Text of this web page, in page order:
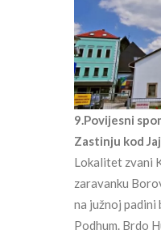
9.Povijesni
Zastinju kod
Lokalitet zvani
zaravanku
na južnoj padini
Podhum. Brdo